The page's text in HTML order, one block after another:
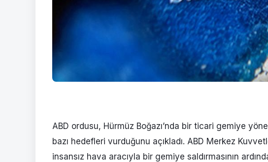
ABD ordusu, Hürmüz Boğazı’nda bir ticari gemiye
bazı hedefleri vurduğunu açıkladı. ABD Merkez
insansız hava aracıyla bir gemiye saldırmasının